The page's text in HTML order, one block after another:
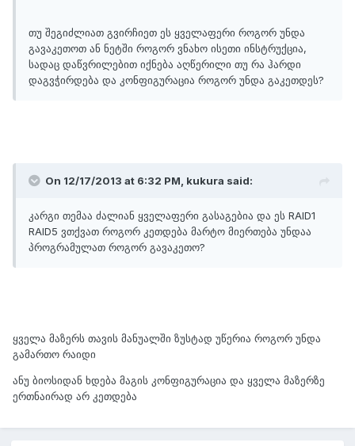
თუ შეგიძლიათ გვირჩიეთ ეს ყველაფერი როგორ უნდა
გავაკეთოთ ან ნეტში როგორ ვნახო ისეთი ინსტრუქცია,
სადაც დაწვრილებით იქნება აღწერილი თუ რა ჰარდი
დაგვჭირდება და კონფიგურაცია როგორ უნდა გაკეთდეს?
On 12/17/2013 at 6:32 PM, kukura said:
კარგი თემაა ძალიან ყველაფერი გასაგებია და ეს RAID1
RAID5 ვთქვათ როგორ კეთდება მარტო მიერთება უნდაა
პროგრამულათ როგორ გავაკეთო?
ყველა მაზერს თავის მანუალში ზუსტად უწერია როგორ უნდა
გამართო რაიდი
ანუ ბიოსიდან ხდება მაგის კონფიგურაცია და ყველა მაზერზე
ერთნაირად არ კეთდება